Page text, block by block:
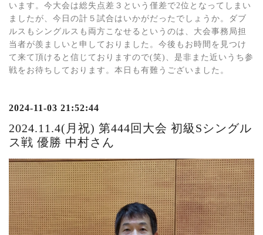
います。今大会は総失点差３という僅差で2位となってしまい
ましたが、今日の計５試合はいかがだったでしょうか。ダブ
ルスもシングルスも両方こなせるというのは、大会事務局担
当者が羨ましいと申しておりました。今後もお時間を見つけ
て来て頂けると信じておりますので(笑)、是非また近いうち参
戦をお待ちしております。本日も有難うございました。
2024-11-03 21:52:44
2024.11.4(月祝) 第444回大会 初級Sシングル
ス戦 優勝 中村さん